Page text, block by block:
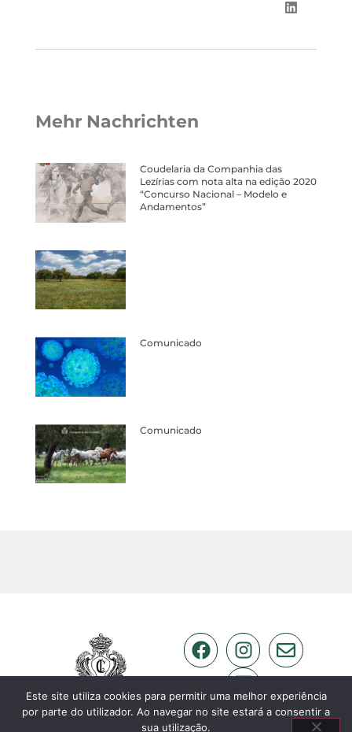
Mehr Nachrichten
Coudelaria da Companhia das
Lezírias com nota alta na edição 2020
“Concurso Nacional – Modelo e
Andamentos”
Comunicado
Comunicado
Este site utiliza cookies para permitir uma melhor experiência
por parte do utilizador. Ao navegar no site estará a consentir a
sua utilização.